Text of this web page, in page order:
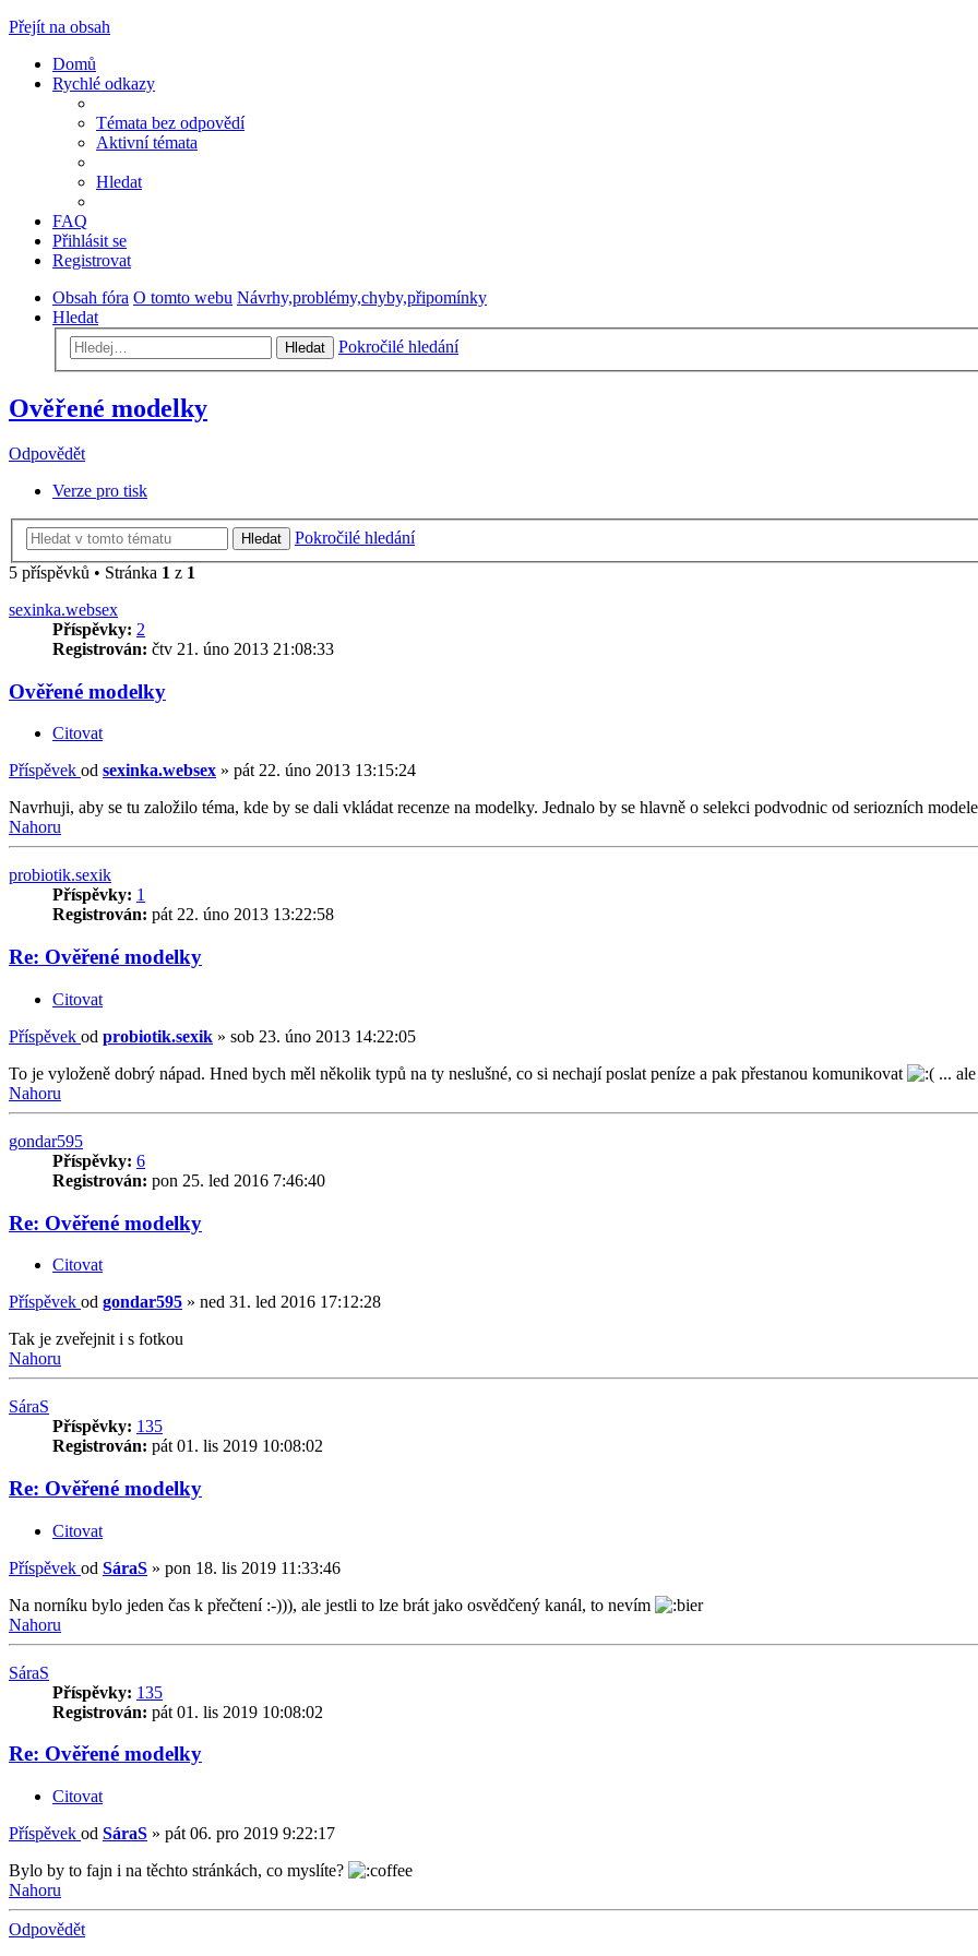
Přejít na obsah
Domů
Rychlé odkazy
Témata bez odpovědí
Aktivní témata
Hledat
FAQ
Přihlásit se
Registrovat
Obsah fóra O tomto webu Návrhy,problémy,chyby,připomínky
Hledat
Hledat Pokročilé hledání
Ověřené modelky
Odpovědět
Verze pro tisk
Hledat
Pokročilé hledání
5 příspěvků • Stránka 1 z 1
sexinka.websex
Příspěvky: 2
Registrován: čtv 21. úno 2013 21:08:33
Ověřené modelky
Citovat
Příspěvek od sexinka.websex » pát 22. úno 2013 13:15:24
Navrhuji, aby se tu založilo téma, kde by se dali vkládat recenze na modelky. Jednalo by se hlavně o selekci podvodnic od seriozních
Nahoru
probiotik.sexik
Příspěvky: 1
Registrován: pát 22. úno 2013 13:22:58
Re: Ověřené modelky
Citovat
Příspěvek od probiotik.sexik » sob 23. úno 2013 14:22:05
To je vyloženě dobrý nápad. Hned bych měl několik typů na ty neslušné, co si nechají poslat peníze a pak přestanou komunikovat
...
Nahoru
gondar595
Příspěvky: 6
Registrován: pon 25. led 2016 7:46:40
Re: Ověřené modelky
Citovat
Příspěvek od gondar595 » ned 31. led 2016 17:12:28
Tak je zveřejnit i s fotkou
Nahoru
SáraS
Příspěvky: 135
Registrován: pát 01. lis 2019 10:08:02
Re: Ověřené modelky
Citovat
Příspěvek od SáraS » pon 18. lis 2019 11:33:46
Na norníku bylo jeden čas k přečtení :-))), ale jestli to lze brát jako osvědčený kanál, to nevím
Nahoru
SáraS
Příspěvky: 135
Registrován: pát 01. lis 2019 10:08:02
Re: Ověřené modelky
Citovat
Příspěvek od SáraS » pát 06. pro 2019 9:22:17
Bylo by to fajn i na těchto stránkách, co myslíte?
Nahoru
Odpovědět